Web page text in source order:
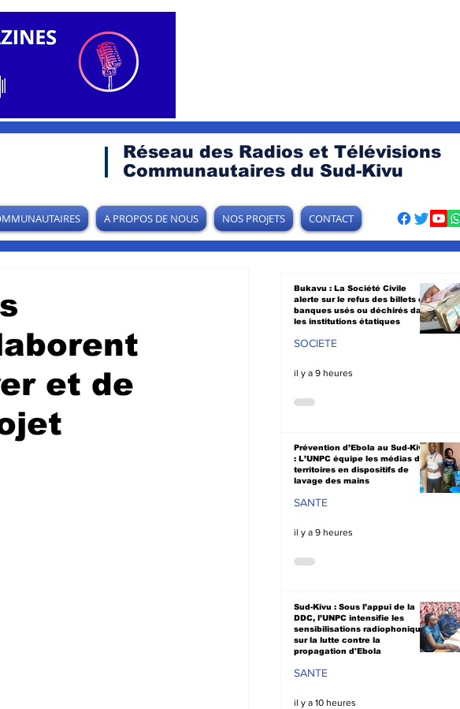
Réseau des Radios et Télévisions
Communautaires du Sud-Kivu
A PROPOS DE NOUS NOS PROJETS CONTACT
et de
Bukavu : La Société Civile
alerte sur le refus des billets de
banques usés ou déchirés dans
les institutions étatiques
SOCIETE
il y a 9 heures
Prévention d’Ebola au Sud-Kivu
: L’UNPC équipe les médias de
territoires en dispositifs de
lavage des mains
SANTE
il y a 9 heures
Sud-Kivu : Sous l’appui de la
DDC, l’UNPC intensifie les
sensibilisations radiophoniques
sur la lutte contre la
propagation d'Ebola
SANTE
il y a 10 heures